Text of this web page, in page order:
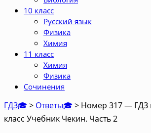
10 класс
Русский язык
Физика
Химия
11 класс
Химия
Физика
Сочинения
ГДЗ🎓> Ответы🎓> Номер 317 — ГДЗ
класс Учебник Чекин. Часть 2